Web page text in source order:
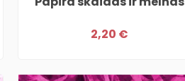
2,20 €